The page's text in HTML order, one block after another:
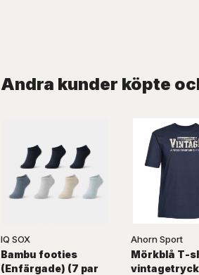
Andra kunder köpte
IQ SOX
Bambu footies
(Enfärgade) (7 par
Ahorn Sport
Mörkblå T-
vintagetryck